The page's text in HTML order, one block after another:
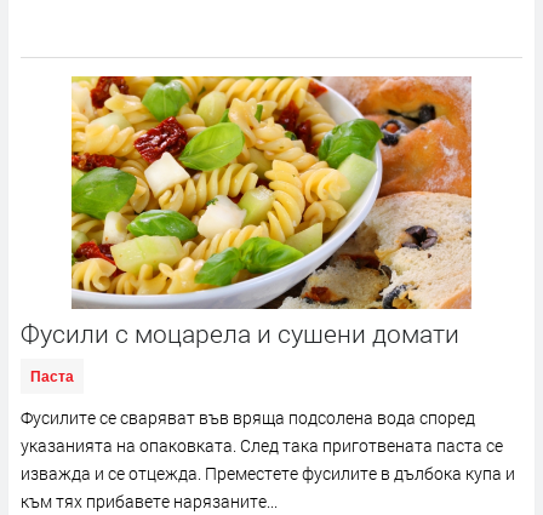
Фусили с моцарела и сушени домати
Паста
Фусилите се сваряват във вряща подсолена вода според
указанията на опаковката. След така приготвената паста се
изважда и се отцежда. Преместете фусилите в дълбока купа и
към тях прибавете нарязаните...